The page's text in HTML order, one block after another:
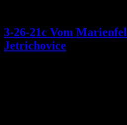
3-26-21c Vom
Jetrichovice